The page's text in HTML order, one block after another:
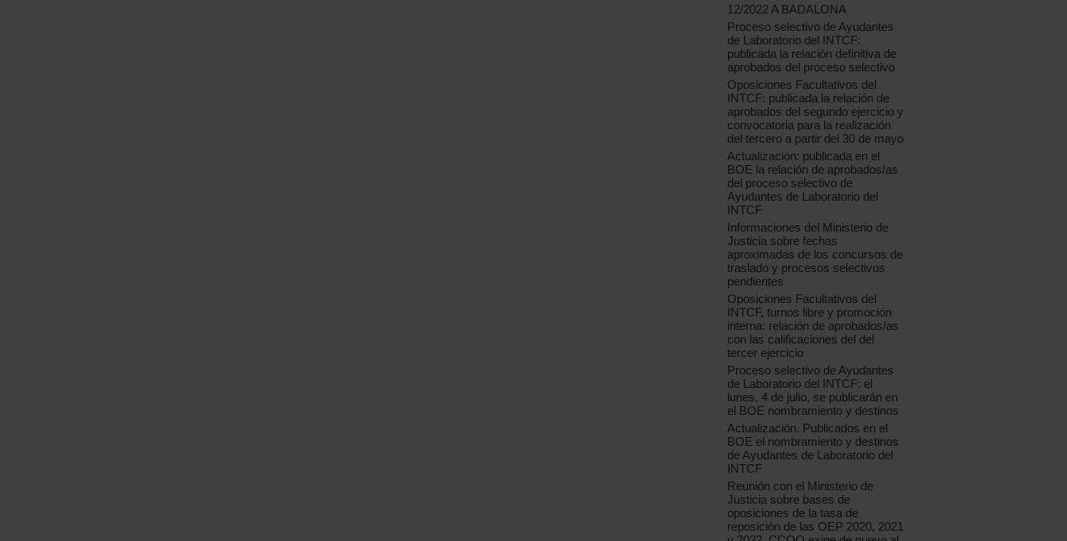
12/2022 A BADALONA
Proceso selectivo de Ayudantes
de Laboratorio del INTCF:
publicada la relación definitiva de
aprobados del proceso selectivo
Oposiciones Facultativos del
INTCF: publicada la relación de
aprobados del segundo ejercicio y
convocatoria para la realización
del tercero a partir del 30 de mayo
Actualización: publicada en el
BOE la relación de aprobados/as
del proceso selectivo de
Ayudantes de Laboratorio del
INTCF
Informaciones del Ministerio de
Justicia sobre fechas
aproximadas de los concursos de
traslado y procesos selectivos
pendientes
Oposiciones Facultativos del
INTCF, turnos libre y promoción
interna: relación de aprobados/as
con las calificaciones del del
tercer ejercicio
Proceso selectivo de Ayudantes
de Laboratorio del INTCF: el
lunes, 4 de julio, se publicarán en
el BOE nombramiento y destinos
Actualización. Publicados en el
BOE el nombramiento y destinos
de Ayudantes de Laboratorio del
INTCF
Reunión con el Ministerio de
Justicia sobre bases de
oposiciones de la tasa de
reposición de las OEP 2020, 2021